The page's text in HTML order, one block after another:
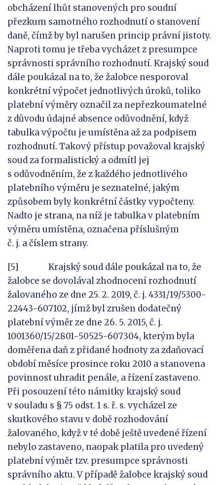
obcházení lhůt stanovených pro soudní
přezkum samotného rozhodnutí o stanovení
daně, čímž by byl narušen princip právní jistoty.
Naproti tomu je třeba vycházet z presumpce
správnosti správního rozhodnutí. Krajský soud
dále poukázal na to, že žalobce nesporoval
konkrétní výpočet jednotlivých úroků, toliko
platební výměry označil za nepřezkoumatelné
z důvodu údajné absence odůvodnění, když
tabulka výpočtu je umístěna až za podpisem
rozhodnutí. Takový přístup považoval krajský
soud za formalistický a odmítl jej
s odůvodněním, že z každého jednotlivého
platebního výměru je seznatelné, jakým
způsobem byly konkrétní částky vypočteny.
Nadto je strana, na níž je tabulka v platebním
výměru umístěna, označena příslušným
č. j. a číslem strany.
[5] Krajský soud dále poukázal na to, že
žalobce se dovolával zhodnocení rozhodnutí
žalovaného ze dne 25. 2. 2019, č. j. 4331/19/5300-
22443-607102, jímž byl zrušen dodatečný
platební výměr ze dne 26. 5. 2015, č. j.
1001360/15/2801-50525-607304, kterým byla
doměřena daň z přidané hodnoty za zdaňovací
období měsíce prosince roku 2010 a stanovena
povinnost uhradit penále, a řízení zastaveno.
Při posouzení této námitky krajský soud
v souladu s § 75 odst. 1 s. ř. s. vycházel ze
skutkového stavu v době rozhodování
žalovaného, když v té době ještě uvedené řízení
nebylo zastaveno, naopak platila pro uvedený
platební výměr tzv. presumpce správnosti
správního aktu. V případě žalobce krajský soud